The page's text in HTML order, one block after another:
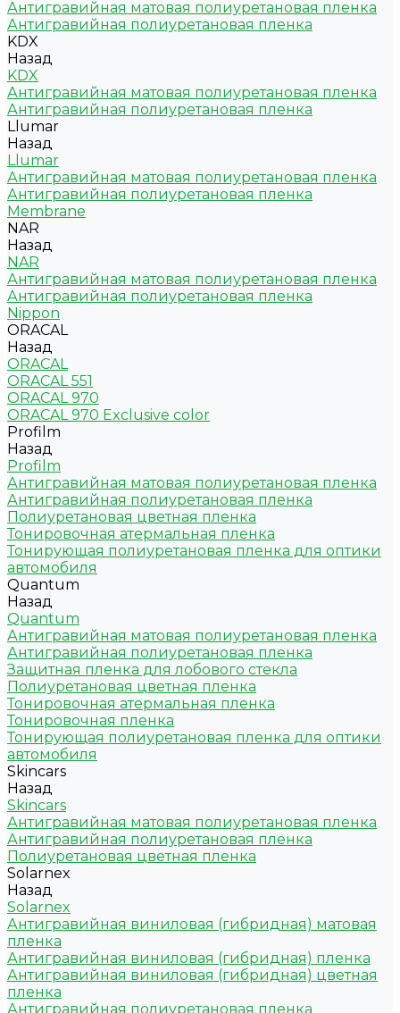
Антигравийная матовая полиуретановая пленка
Антигравийная полиуретановая пленка
KDX
Назад
KDX
Антигравийная матовая полиуретановая пленка
Антигравийная полиуретановая пленка
Llumar
Назад
Llumar
Антигравийная матовая полиуретановая пленка
Антигравийная полиуретановая пленка
Membrane
NAR
Назад
NAR
Антигравийная матовая полиуретановая пленка
Антигравийная полиуретановая пленка
Nippon
ORACAL
Назад
ORACAL
ORACAL 551
ORACAL 970
ORACAL 970 Exclusive color
Profilm
Назад
Profilm
Антигравийная матовая полиуретановая пленка
Антигравийная полиуретановая пленка
Полиуретановая цветная пленка
Тонировочная атермальная пленка
Тонирующая полиуретановая пленка для оптики
автомобиля
Quantum
Назад
Quantum
Антигравийная матовая полиуретановая пленка
Антигравийная полиуретановая пленка
Защитная пленка для лобового стекла
Полиуретановая цветная пленка
Тонировочная атермальная пленка
Тонировочная пленка
Тонирующая полиуретановая пленка для оптики
автомобиля
Skincars
Назад
Skincars
Антигравийная матовая полиуретановая пленка
Антигравийная полиуретановая пленка
Полиуретановая цветная пленка
Solarnex
Назад
Solarnex
Антигравийная виниловая (гибридная) матовая
пленка
Антигравийная виниловая (гибридная) пленка
Антигравийная виниловая (гибридная) цветная
пленка
Антигравийная полиуретановая пленка